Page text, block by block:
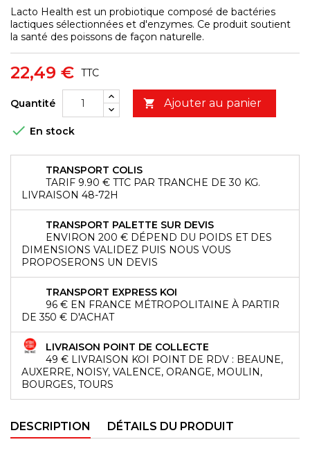
Lacto Health est un probiotique composé de bactéries
lactiques sélectionnées et d'enzymes. Ce produit soutient
la santé des poissons de façon naturelle.
22,49 € TTC
Quantité  Ajouter au panier
 En stock
TRANSPORT COLIS
TARIF 9.90 € TTC PAR TRANCHE DE 30 KG.
LIVRAISON 48-72H
TRANSPORT PALETTE SUR DEVIS
ENVIRON 200 € DÉPEND DU POIDS ET DES
DIMENSIONS VALIDEZ PUIS NOUS VOUS
PROPOSERONS UN DEVIS
TRANSPORT EXPRESS KOI
96 € EN FRANCE MÉTROPOLITAINE À PARTIR
DE 350 € D'ACHAT
LIVRAISON POINT DE COLLECTE
49 € LIVRAISON KOI POINT DE RDV : BEAUNE,
AUXERRE, NOISY, VALENCE, ORANGE, MOULIN,
BOURGES, TOURS
DESCRIPTION DÉTAILS DU PRODUIT